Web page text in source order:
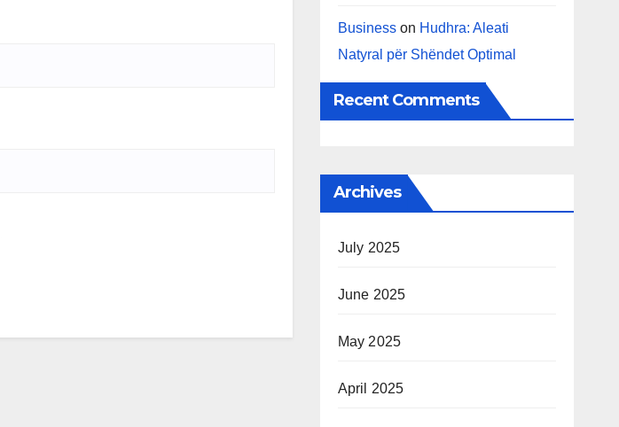
Businesson Hudhra: Aleati
Natyral për Shëndet Optimal
Recent Comments
Archives
July 2025
June 2025
May 2025
April 2025